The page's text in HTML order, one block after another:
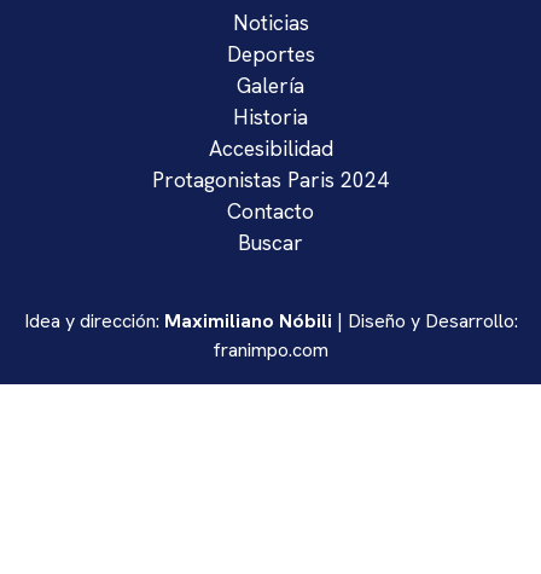
Noticias
Deportes
Galería
Historia
Accesibilidad
Protagonistas Paris 2024
Contacto
Buscar
Idea y dirección: Maximiliano Nóbili | Diseño y Desarrollo:
franimpo.com